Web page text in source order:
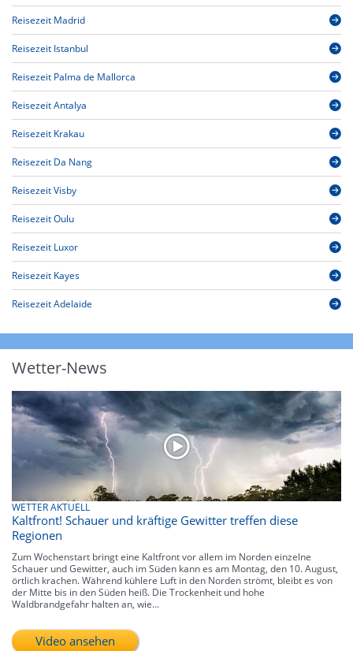
Reisezeit Madrid
Reisezeit Istanbul
Reisezeit Palma de Mallorca
Reisezeit Antalya
Reisezeit Krakau
Reisezeit Da Nang
Reisezeit Visby
Reisezeit Oulu
Reisezeit Luxor
Reisezeit Kayes
Reisezeit Adelaide
Wetter-News
WETTER AKTUELL
Kaltfront! Schauer und kräftige Gewitter treffen diese
Regionen
Zum Wochenstart bringt eine Kaltfront vor allem im Norden einzelne
Schauer und Gewitter, auch im Süden kann es am Montag, den 10. August,
örtlich krachen. Während kühlere Luft in den Norden strömt, bleibt es von
der Mitte bis in den Süden heiß. Die Trockenheit und hohe
Waldbrandgefahr halten an, wie...
Video ansehen